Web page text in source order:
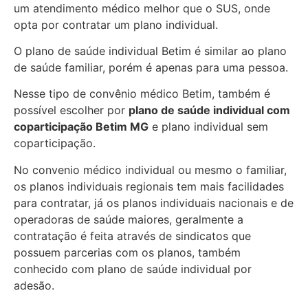
um atendimento médico melhor que o SUS, onde
opta por contratar um plano individual.
O plano de saúde individual Betim é similar ao plano
de saúde familiar, porém é apenas para uma pessoa.
Nesse tipo de convênio médico Betim, também é
possível escolher por plano de saúde individual com
coparticipação Betim MG e plano individual sem
coparticipação.
No convenio médico individual ou mesmo o familiar,
os planos individuais regionais tem mais facilidades
para contratar, já os planos individuais nacionais e de
operadoras de saúde maiores, geralmente a
contratação é feita através de sindicatos que
possuem parcerias com os planos, também
conhecido com plano de saúde individual por
adesão.